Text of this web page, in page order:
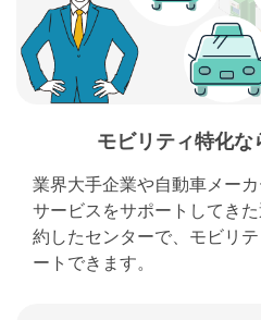
モビリティ特化な
業界大手企業や自動車メー
サービスをサポートしてき
約したセンターで、モビリ
ートできます。